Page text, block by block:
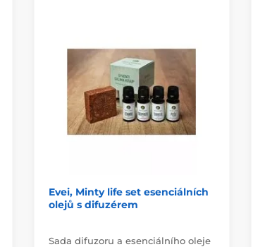
Evei, Minty life set esenciálních
olejů s difuzérem
Sada difuzoru a esenciálního oleje